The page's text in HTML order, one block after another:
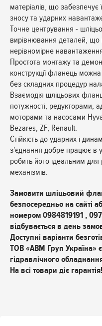
матеріалів, що забезпечує
зносу та ударних
Точне центрування -
вирівнювання деталей, що
нерівномірне
Простота монтажу та
конструкції фланець
без складних процедур
Взаємодія шліцьових
потужності, редукторами,
моторами та насосами
Bezares, ZF, Renault.
Стійкість до ударних і
з'єднання добре працює в
робить його ідеальним для
механізмів.
Замовити шліцьовий
безпосередньо на сайті
номером 0984819191 ,
відбувається в день
Доступні варіанти
ТОВ «АВМ Груп Україна»
гідравлічного
На всі товари діє гарантія!